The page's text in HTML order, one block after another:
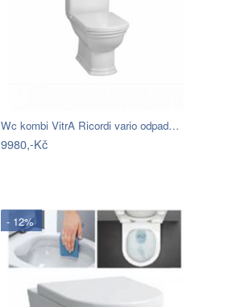
Wc kombi VitrA Ricordi vario odpad…
9980,-Kč
- 12%